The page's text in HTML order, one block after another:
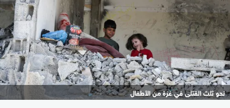
نحو ثلث القتلى في غزة من الأطفال